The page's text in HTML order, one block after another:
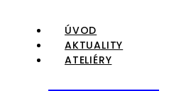
ÚVOD
AKTUALITY
ATELIÉRY